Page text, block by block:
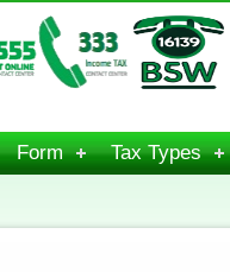
Form Tax Types